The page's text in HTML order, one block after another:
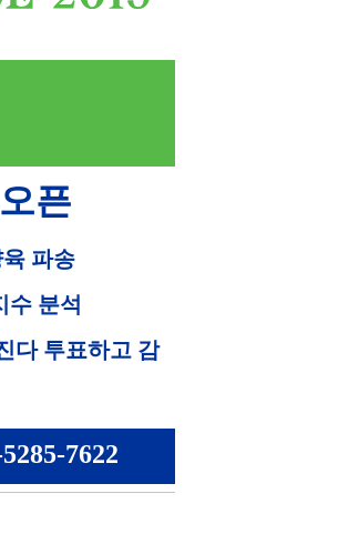
픈
파송
수 분석
다 투표하고 감
7622